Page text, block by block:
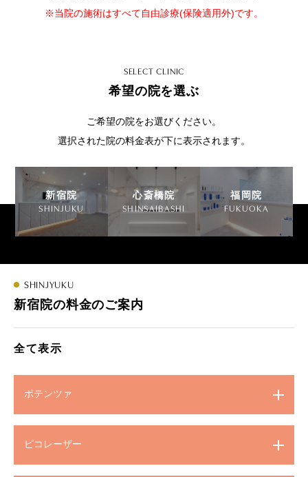
※当院の施術はすべて自由診療(保険適用外)です。
SELECT CLINIC
希望の院を選ぶ
ご希望の院をお選びください。
選択された院の料金表が下に表示されます。
新宿院
SHINJUKU
心斎橋院
SHINSAIBASHI
福岡院
FUKUOKA
SHINJYUKU
新宿院の料金のご案内
全て表示
ポテンツァ
ピコレーザー